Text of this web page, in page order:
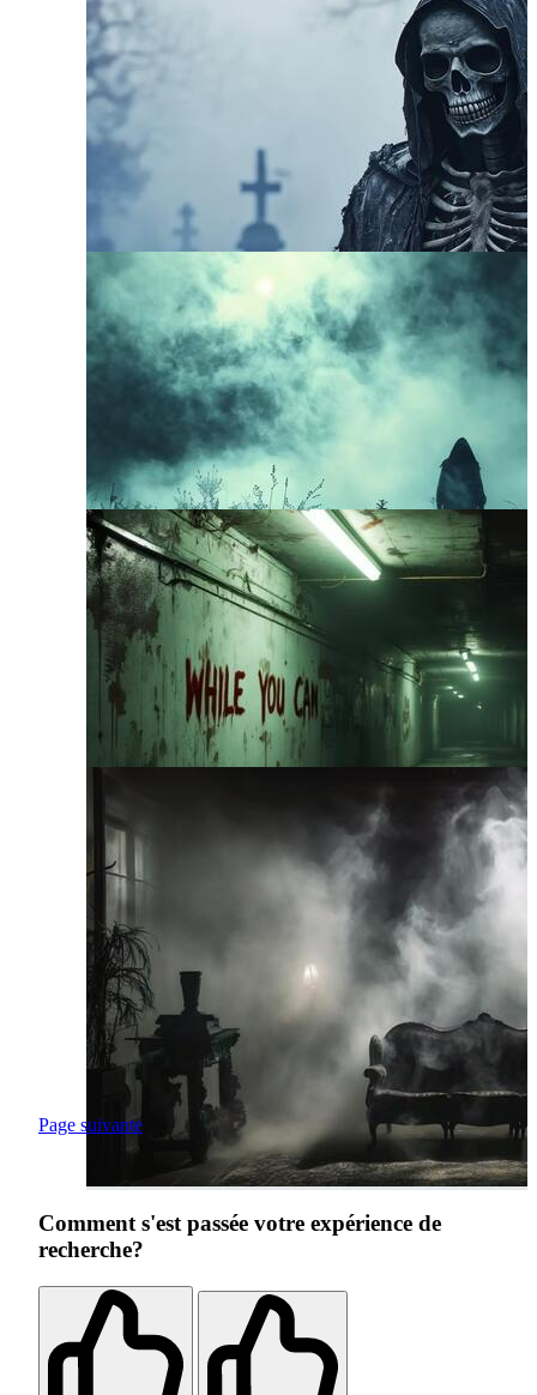
Page suivante
Comment s'est passée votre expérience de
recherche?